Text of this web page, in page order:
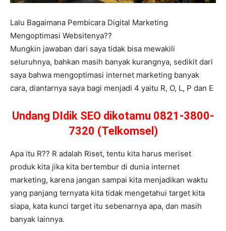
Lalu Bagaimana Pembicara Digital Marketing
Mengoptimasi Websitenya??
Mungkin jawaban dari saya tidak bisa mewakili
seluruhnya, bahkan masih banyak kurangnya, sedikit dari
saya bahwa mengoptimasi internet marketing banyak
cara, diantarnya saya bagi menjadi 4 yaitu R, O, L, P dan E
Undang DIdik SEO dikotamu 0821-3800-
7320 (Telkomsel)
Apa itu R?? R adalah Riset, tentu kita harus meriset
produk kita jika kita bertembur di dunia internet
marketing, karena jangan sampai kita menjadikan waktu
yang panjang ternyata kita tidak mengetahui target kita
siapa, kata kunci target itu sebenarnya apa, dan masih
banyak lainnya.